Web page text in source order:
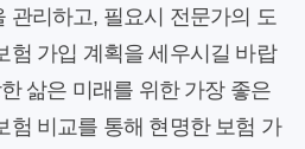
관리하고, 필요시 전문가의 도
험 가입 계획을 세우시길 바랍
삶은 미래를 위한 가장 좋은
험 비교를 통해 현명한 보험 가